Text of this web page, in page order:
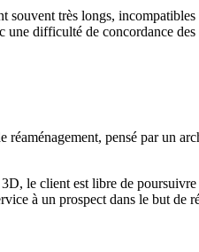
très longs,
une difficulté de concordance
pensé par un
le client est libre de
à un prospect dans le but de